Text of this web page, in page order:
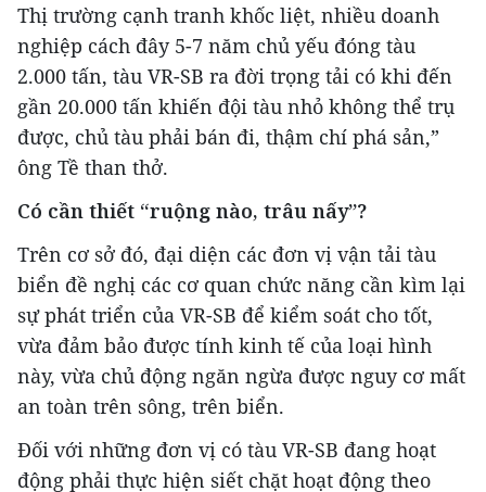
Thị trường cạnh tranh khốc liệt, nhiều doanh
nghiệp cách đây 5-7 năm chủ yếu đóng tàu
2.000 tấn, tàu VR-SB ra đời trọng tải có khi đến
gần 20.000 tấn khiến đội tàu nhỏ không thể trụ
được, chủ tàu phải bán đi, thậm chí phá sản,”
ông Tề than thở.
Có cần thiết “ruộng nào, trâu nấy”?
Trên cơ sở đó, đại diện các đơn vị vận tải tàu
biển đề nghị các cơ quan chức năng cần kìm lại
sự phát triển của VR-SB để kiểm soát cho tốt,
vừa đảm bảo được tính kinh tế của loại hình
này, vừa chủ động ngăn ngừa được nguy cơ mất
an toàn trên sông, trên biển.
Đối với những đơn vị có tàu VR-SB đang hoạt
động phải thực hiện siết chặt hoạt động theo